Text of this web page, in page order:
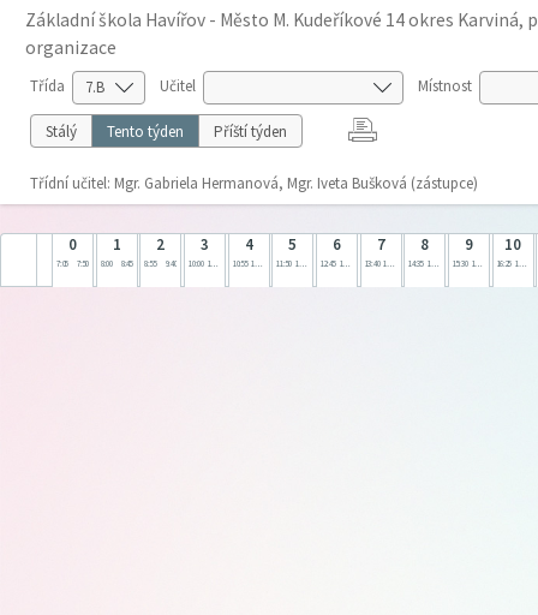
Základní škola Havířov - Město M. Kudeříkové 14 okres Karviná,
organizace
Třída Učitel Místnost
Stálý Tento týden Příští týden
Třídní učitel: Mgr. Gabriela Hermanová, Mgr. Iveta Bušková (zástupce)
0
7:05 7:50
1
8:00 8:45
2
8:55 9:40
3
10:00 10:45
4
10:55 11:40
5
11:50 12:35
6
12:45 13:30
7
13:40 14:25
8
14:35 15:20
9
15:30 16:15
10
16:25 17:10